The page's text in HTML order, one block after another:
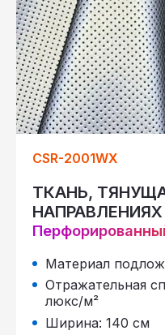
CSR-2001WX
ТКАНЬ,
НАПРАВЛЕНИЯХ
Материал
Отражательная
люкс/м²
Ширина: 140 см